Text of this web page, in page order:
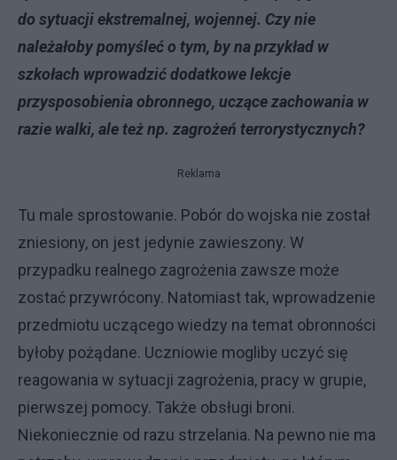
do sytuacji ekstremalnej, wojennej. Czy nie
należałoby pomyśleć o tym, by na przykład w
szkołach wprowadzić dodatkowe lekcje
przysposobienia obronnego, uczące zachowania w
razie walki, ale też np. zagrożeń terrorystycznych?
Reklama
Tu male sprostowanie. Pobór do wojska nie został
zniesiony, on jest jedynie zawieszony. W
przypadku realnego zagrożenia zawsze może
zostać przywrócony. Natomiast tak, wprowadzenie
przedmiotu uczącego wiedzy na temat obronności
byłoby pożądane. Uczniowie mogliby uczyć się
reagowania w sytuacji zagrożenia, pracy w grupie,
pierwszej pomocy. Także obsługi broni.
Niekoniecznie od razu strzelania. Na pewno nie ma